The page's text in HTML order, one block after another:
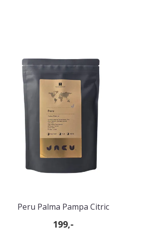
Peru Palma Pampa Citric
199,-